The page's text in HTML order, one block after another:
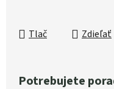
Tlač Zdieľať
Potrebujete